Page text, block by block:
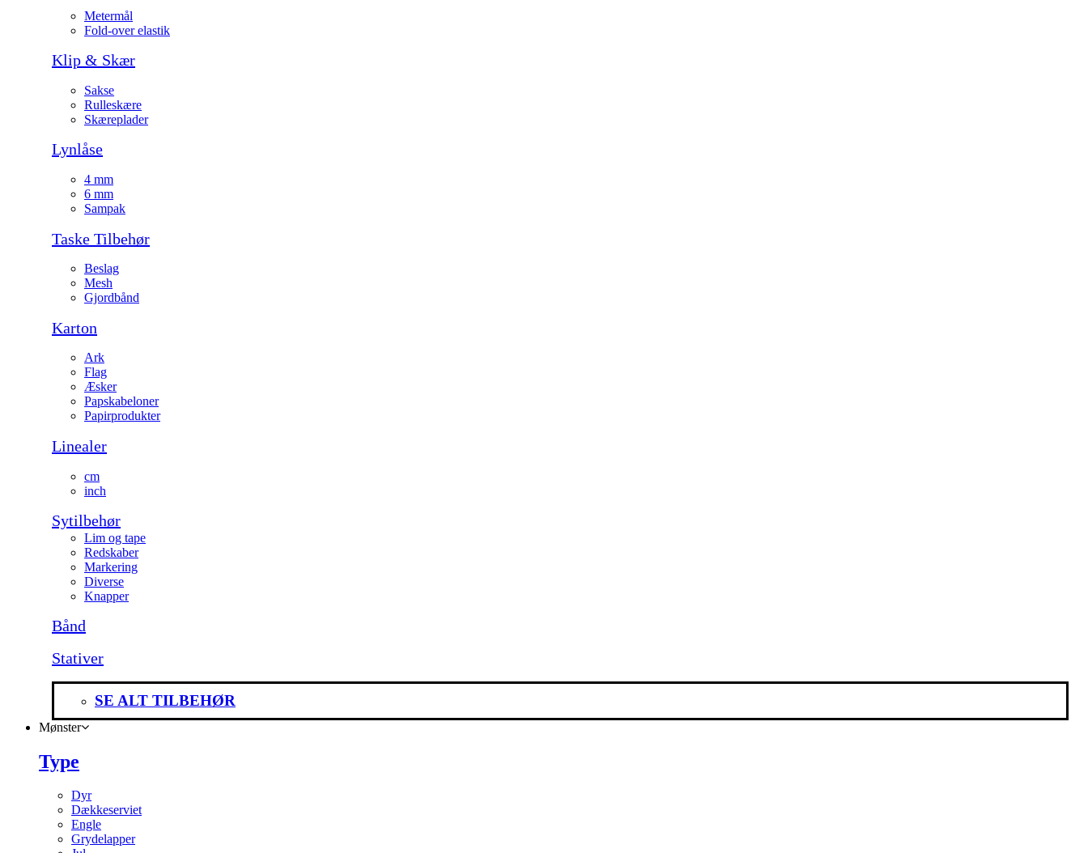
Metermål
Fold-over elastik
Klip & Skær
Sakse
Rulleskære
Skæreplader
Lynlåse
4 mm
6 mm
Sampak
Taske Tilbehør
Beslag
Mesh
Gjordbånd
Karton
Ark
Flag
Æsker
Papskabeloner
Papirprodukter
Linealer
cm
inch
Sytilbehør
Lim og tape
Redskaber
Markering
Diverse
Knapper
Bånd
Stativer
SE ALT TILBEHØR
Mønster
Type
Dyr
Dækkeserviet
Engle
Grydelapper